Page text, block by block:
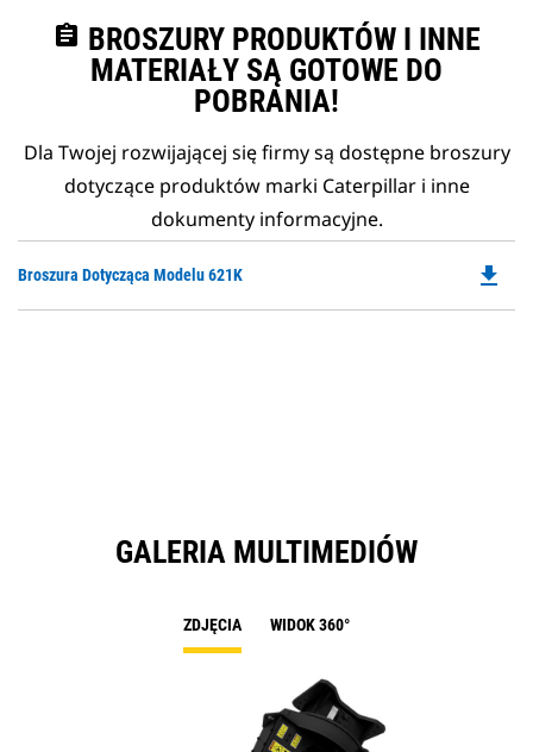
assignment BROSZURY PRODUKTÓW I INNE
MATERIAŁY SĄ GOTOWE DO
POBRANIA!
Dla Twojej rozwijającej się firmy są dostępne broszury
dotyczące produktów marki Caterpillar i inne
dokumenty informacyjne.
Broszura Dotycząca Modelu 621K file_download
GALERIA MULTIMEDIÓW
ZDJĘCIA WIDOK 360°